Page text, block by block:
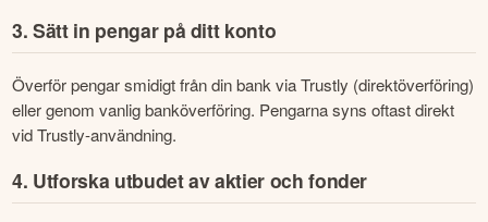
3. Sätt in pengar på ditt konto
Överför pengar smidigt från din bank via Trustly (direktöverföring)
eller genom vanlig banköverföring. Pengarna syns oftast direkt
vid Trustly-användning.
4. Utforska utbudet av aktier och fonder